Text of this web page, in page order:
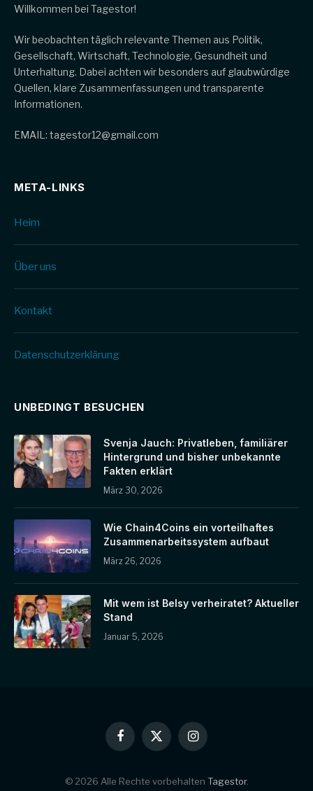
Willkommen bei Tagestor!
Wir beobachten täglich relevante Themen aus Politik,
Gesellschaft, Wirtschaft, Technologie, Gesundheit und
Unterhaltung. Dabei achten wir besonders auf glaubwürdige
Quellen, klare Zusammenfassungen und transparente
Informationen.
EMAIL: tagestor12@gmail.com
META-LINKS
Heim
Über uns
Kontakt
Datenschutz­erklärung
UNBEDINGT BESUCHEN
Svenja Jauch: Privatleben, familiärer
Hintergrund und bisher unbekannte
Fakten erklärt
März 30, 2026
Wie Chain4Coins ein vorteilhaftes
Zusammenarbeitssystem aufbaut
März 26, 2026
Mit wem ist Belsy verheiratet? Aktueller
Stand
Januar 5, 2026
Facebook
X
(Twitter)
Instagram
© 2026 Alle Rechte vorbehalten Tagestor.